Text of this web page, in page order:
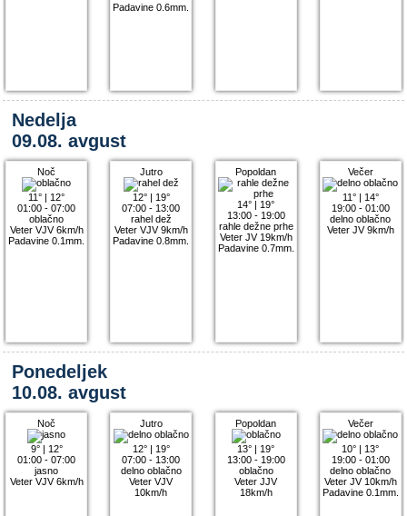
Padavine 0.6mm.
Nedelja
09.08. avgust
Noč
11° | 12°
01:00 - 07:00
oblačno
Veter VJV 6km/h
Padavine 0.1mm.
Jutro
12°| 19°
07:00 - 13:00
rahel dež
Veter VJV 9km/h
Padavine 0.8mm.
Popoldan
14° | 19°
13:00 - 19:00
rahle dežne prhe
Veter JV 19km/h
Padavine 0.7mm.
Večer
11°| 14°
19:00 - 01:00
delno oblačno
Veter JV 9km/h
Ponedeljek
10.08. avgust
Noč
9°| 12°
01:00 - 07:00
jasno
Veter VJV 6km/h
Jutro
12°| 19°
07:00 - 13:00
delno oblačno
Veter VJV
10km/h
Popoldan
13° | 19°
13:00 - 19:00
oblačno
Veter JJV
18km/h
Večer
10° | 13°
19:00 - 01:00
delno oblačno
Veter JV 10km/h
Padavine 0.1mm.